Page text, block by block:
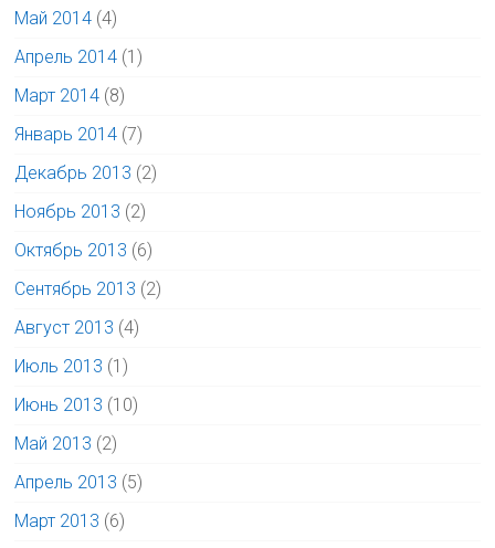
Май 2014 (4)
Апрель 2014 (1)
Март 2014 (8)
Январь 2014 (7)
Декабрь 2013 (2)
Ноябрь 2013 (2)
Октябрь 2013 (6)
Сентябрь 2013 (2)
Август 2013 (4)
Июль 2013 (1)
Июнь 2013 (10)
Май 2013 (2)
Апрель 2013 (5)
Март 2013 (6)